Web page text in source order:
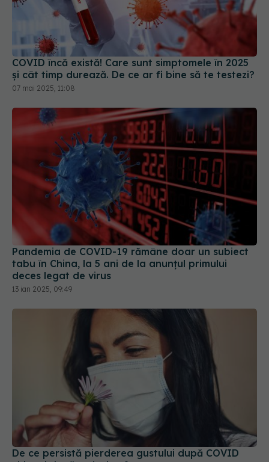
COVID încă există! Care sunt simptomele în 2025
și cât timp durează. De ce ar fi bine să te testezi?
07 mai 2025, 11:08
Pandemia de COVID-19 rămâne doar un subiect
tabu în China, la 5 ani de la anunțul primului
deces legat de virus
13 ian 2025, 09:49
De ce persistă pierderea gustului după COVID